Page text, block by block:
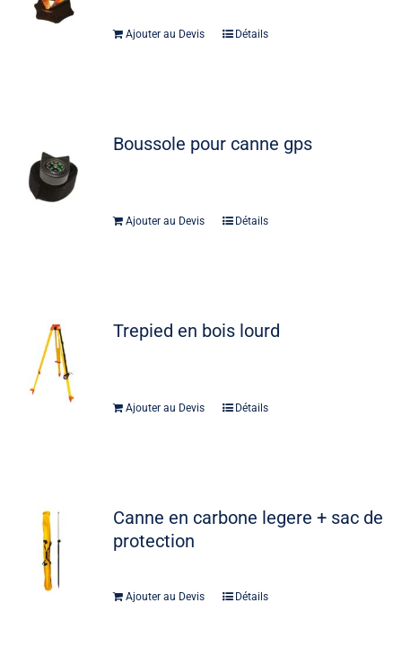
Ajouter au Devis Détails
Boussole pour canne gps
Ajouter au Devis Détails
Trepied en bois lourd
Ajouter au Devis Détails
Canne en carbone legere + sac de
protection
Ajouter au Devis Détails